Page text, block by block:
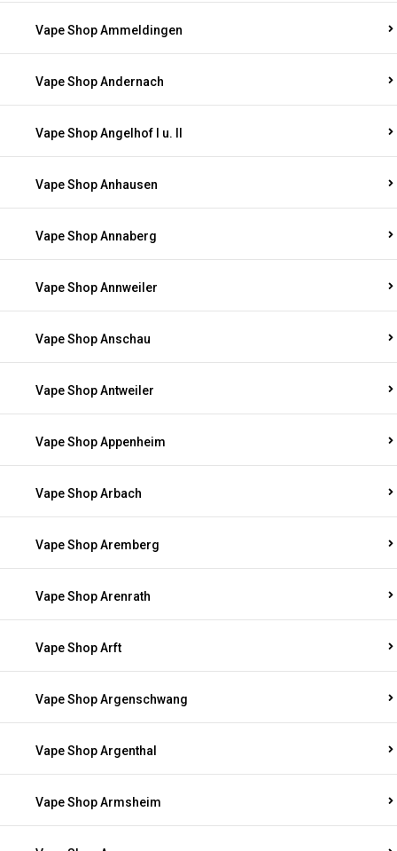
Vape Shop Ammeldingen
Vape Shop Andernach
Vape Shop Angelhof I u. II
Vape Shop Anhausen
Vape Shop Annaberg
Vape Shop Annweiler
Vape Shop Anschau
Vape Shop Antweiler
Vape Shop Appenheim
Vape Shop Arbach
Vape Shop Aremberg
Vape Shop Arenrath
Vape Shop Arft
Vape Shop Argenschwang
Vape Shop Argenthal
Vape Shop Armsheim